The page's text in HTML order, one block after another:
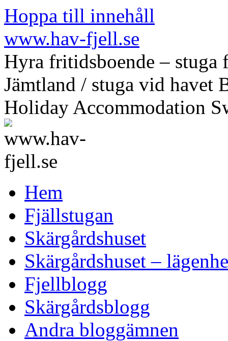
Hoppa till innehåll
www.hav-fjell.se
Hyra fritidsboende – stuga
Jämtland / stuga vid havet
Holiday Accommodation
Hem
Fjällstugan
Skärgårdshuset
Skärgårdshuset –
Fjellblogg
Skärgårdsblogg
Andra bloggämnen